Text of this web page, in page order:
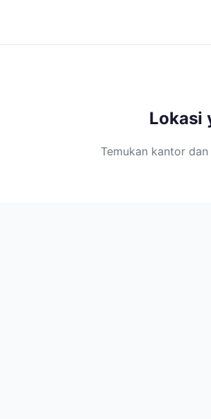
Lokasi
Temukan kantor